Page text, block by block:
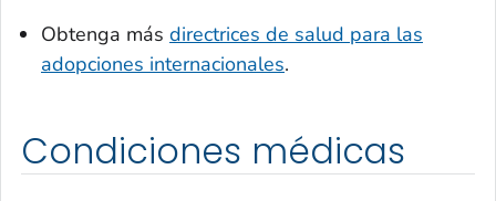
Obtenga más directrices de salud para las
adopciones internacionales.
Condiciones médicas